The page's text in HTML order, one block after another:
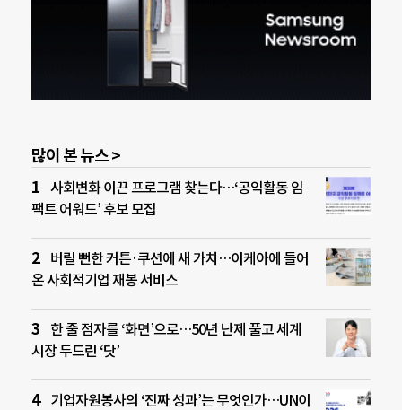
많이 본 뉴스 >
사회변화 이끈 프로그램 찾는다…‘공익활동 임
팩트 어워드’ 후보 모집
버릴 뻔한 커튼·쿠션에 새 가치…이케아에 들어
온 사회적기업 재봉 서비스
한 줄 점자를 ‘화면’으로…50년 난제 풀고 세계
시장 두드린 ‘닷’
기업자원봉사의 ‘진짜 성과’는 무엇인가…UN이